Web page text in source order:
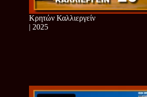
Κρητών Καλλιεργείν
| 2025